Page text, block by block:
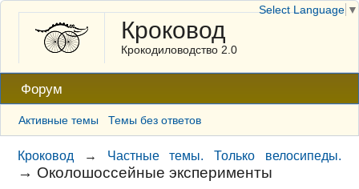
Кроковод
Крокодиловодство 2.0
Форум
Активные темы Темы без ответов
Кроковод → Частные темы. Только велосипеды.
→ Околошоссейные эксперименты
Select Language ▼